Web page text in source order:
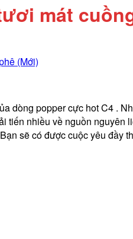
mát
dòng popper cực hot C4 .
nhiều về nguồn
sẽ có được cuộc yêu